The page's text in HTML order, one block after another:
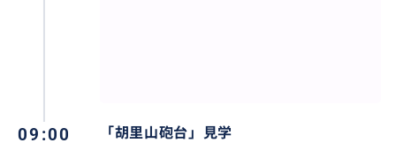
会堂「天主堂」（外観）、「淑荘花園」、「ピアノ博
09:00 「胡里山砲台」見学